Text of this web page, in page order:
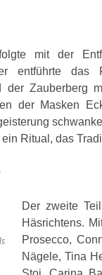
mit der
entführte
der Zauberberg
der Masken
Ritual, das
Der zweite
Häsrichtens.
Prosecco,
Nägele, Tina